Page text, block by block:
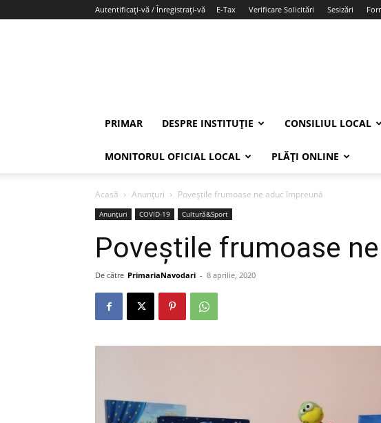
Autentificați-vă / Înregistrați-vă E-Tax Verificare Solicitări Sesizări
PRIMAR DESPRE INSTITUȚIE CONSILIUL LOCAL
MONITORUL OFICIAL LOCAL PLĂȚI ONLINE
Acasă Anunțuri Poveștile frumoase ne aduc împreună
Anunțuri COVID-19 Cultură&Sport
Poveștile frumoase
De către PrimariaNavodari - 8 aprilie, 2020